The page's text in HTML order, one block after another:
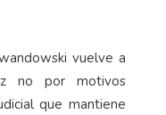
vuelve a
no por motivos
que mantiene